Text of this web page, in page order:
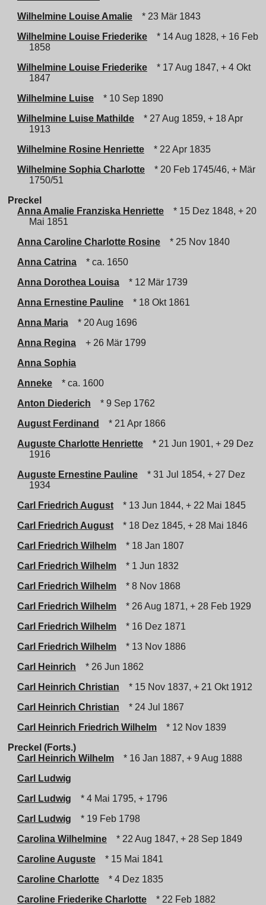
Wilhelmine Louise Amalie
* 23 Mär 1843
Wilhelmine Louise Friederike
* 14 Aug 1828, + 16 Feb
1858
Wilhelmine Louise Friederike
* 17 Aug 1847, + 4 Okt
1847
Wilhelmine Luise
* 10 Sep 1890
Wilhelmine Luise Mathilde
* 27 Aug 1859, + 18 Apr
1913
Wilhelmine Rosine Henriette
* 22 Apr 1835
Wilhelmine Sophia Charlotte
* 20 Feb 1745/46, + Mär
1750/51
Preckel
Anna Amalie Franziska Henriette
* 15 Dez 1848, + 20
Mai 1851
Anna Caroline Charlotte Rosine
* 25 Nov 1840
Anna Catrina
* ca. 1650
Anna Dorothea Louisa
* 12 Mär 1739
Anna Ernestine Pauline
* 18 Okt 1861
Anna Maria
* 20 Aug 1696
Anna Regina
+ 26 Mär 1799
Anna Sophia
Anneke
* ca. 1600
Anton Diederich
* 9 Sep 1762
August Ferdinand
* 21 Apr 1866
Auguste Charlotte Henriette
* 21 Jun 1901, + 29 Dez
1916
Auguste Ernestine Pauline
* 31 Jul 1854, + 27 Dez
1934
Carl Friedrich August
* 13 Jun 1844, + 22 Mai 1845
Carl Friedrich August
* 18 Dez 1845, + 28 Mai 1846
Carl Friedrich Wilhelm
* 18 Jan 1807
Carl Friedrich Wilhelm
* 1 Jun 1832
Carl Friedrich Wilhelm
* 8 Nov 1868
Carl Friedrich Wilhelm
* 26 Aug 1871, + 28 Feb 1929
Carl Friedrich Wilhelm
* 16 Dez 1871
Carl Friedrich Wilhelm
* 13 Nov 1886
Carl Heinrich
* 26 Jun 1862
Carl Heinrich Christian
* 15 Nov 1837, + 21 Okt 1912
Carl Heinrich Christian
* 24 Jul 1867
Carl Heinrich Friedrich Wilhelm
* 12 Nov 1839
Preckel (Forts.)
Carl Heinrich Wilhelm
* 16 Jan 1887, + 9 Aug 1888
Carl Ludwig
Carl Ludwig
* 4 Mai 1795, + 1796
Carl Ludwig
* 19 Feb 1798
Carolina Wilhelmine
* 22 Aug 1847, + 28 Sep 1849
Caroline Auguste
* 15 Mai 1841
Caroline Charlotte
* 4 Dez 1835
Caroline Friederike Charlotte
* 22 Feb 1882